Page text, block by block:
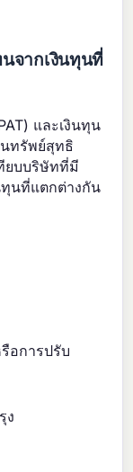
จากเงินทุนที่
และเงินทุน
ทรัพย์สุทธิ
ยบบริษัทที่มี
นที่แตกต่างกัน
อการปรับ
ง